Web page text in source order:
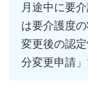
月途中に要
は要介護度
変更後の認
分変更申請」